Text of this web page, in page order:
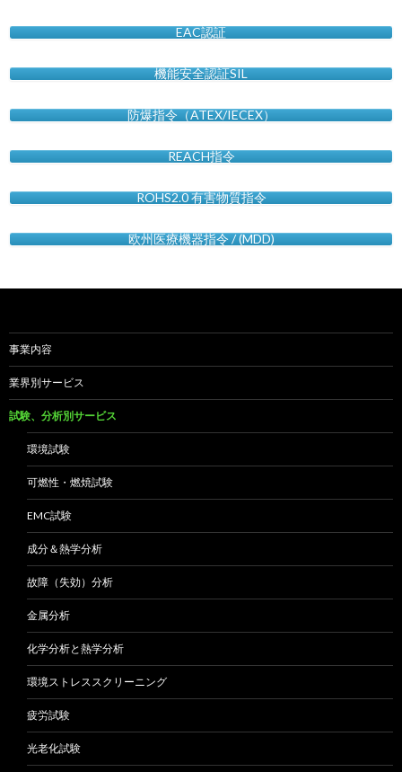
EAC認証
機能安全認証SIL
防爆指令（ATEX/IECEX）
REACH指令
ROHS2.0 有害物質指令
欧州医療機器指令 / (MDD)
事業内容
業界別サービス
試験、分析別サービス
環境試験
可燃性・燃焼試験
EMC試験
成分＆熱学分析
故障（失効）分析
金属分析
化学分析と熱学分析
環境ストレススクリーニング
疲労試験
光老化試験